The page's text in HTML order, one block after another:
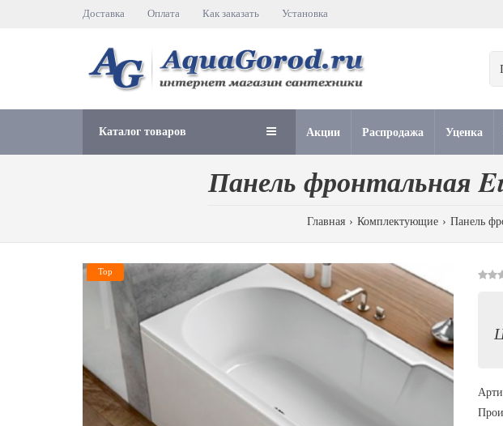
Доставка Оплата Как заказать Установка
Каталог товаров Акции Распродажа Уценка
Панель фронтальная
Главная Комплектующие Панель
Top